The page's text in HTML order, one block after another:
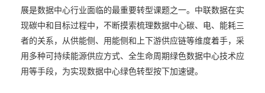
展是数据中心行业面临的最重要转型课题之一。中联数据在实
现碳中和目标过程中，不断摸索梳理数据中心碳、电、能耗三
者的关系，从供能侧、用能侧和上下游供应链等维度着手，采
用多种可持续能源供应方式、全生命周期绿色数据中心技术应
用等手段，为实现数据中心绿色转型按下加速键。